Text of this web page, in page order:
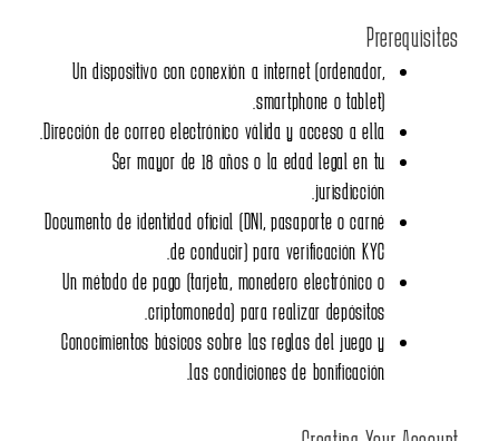
Un dispositivo con
Dirección de correo
Ser mayor de 18
Documento de identidad
Un método de pago
Conocimientos básicos